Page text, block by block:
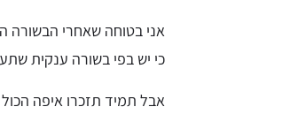
אני בטוחה שאחרי הבשורה
כי יש בפי בשורה ענקית
אבל תמיד תזכרו איפה